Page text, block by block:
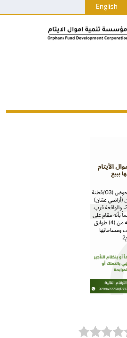
English